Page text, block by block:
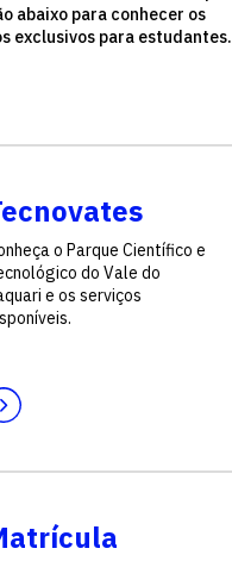
abaixo para conhecer os
exclusivos para estudantes.
o Parque Científico e
do Vale do
e os serviços